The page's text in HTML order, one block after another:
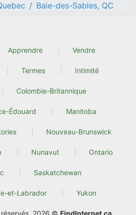
Baie-des-Sables, QC
Apprendre Vendre
Termes Intimité
Colombie-Britannique
Édouard Manitoba
Nouveau-Brunswick
Nunavut Ontario
Saskatchewan
et-Labrador Yukon
2026 © FindInternet.ca.